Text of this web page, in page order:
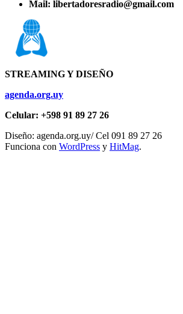
Mail: libertadoresradio@gmail.com
STREAMING Y DISEÑO
agenda.org.uy
Celular: +598 91 89 27 26
Diseño: agenda.org.uy/ Cel 091 89 27 26
Funciona con WordPress y HitMag.